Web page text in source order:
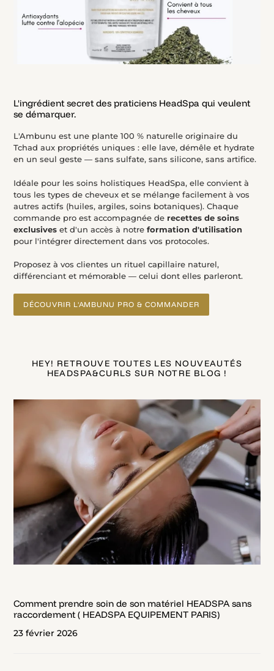
L'ingrédient secret des praticiens HeadSpa qui veulent
se démarquer.
L'Ambunu est une plante 100 % naturelle originaire du
Tchad aux propriétés uniques : elle lave, démêle et hydrate
en un seul geste — sans sulfate, sans silicone, sans artifice.
Idéale pour les soins holistiques HeadSpa, elle convient à
tous les types de cheveux et se mélange facilement à vos
autres actifs (huiles, argiles, soins botaniques). Chaque
commande pro est accompagnée de recettes de soins
exclusives et d'un accès à notre formation d'utilisation
pour l'intégrer directement dans vos protocoles.
Proposez à vos clientes un rituel capillaire naturel,
différenciant et mémorable — celui dont elles parleront.
DÉCOUVRIR L'AMBUNU PRO & COMMANDER
HEY! RETROUVE TOUTES LES NOUVEAUTÉS
HEADSPA&CURLS SUR NOTRE BLOG !
Comment prendre soin de son matériel HEADSPA sans
raccordement ( HEADSPA EQUIPEMENT PARIS)
23 février 2026